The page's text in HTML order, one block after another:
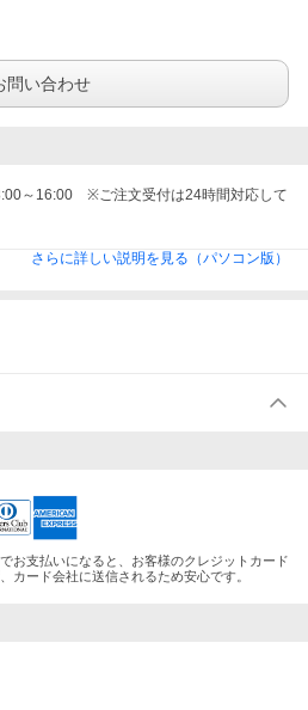
問い合わせ
～16:00　※ご注文受付は24時間対応して
さらに詳しい説明を見る（パソコン版）
お支払いになると、お客様のクレジットカード
カード会社に送信されるため安心です。